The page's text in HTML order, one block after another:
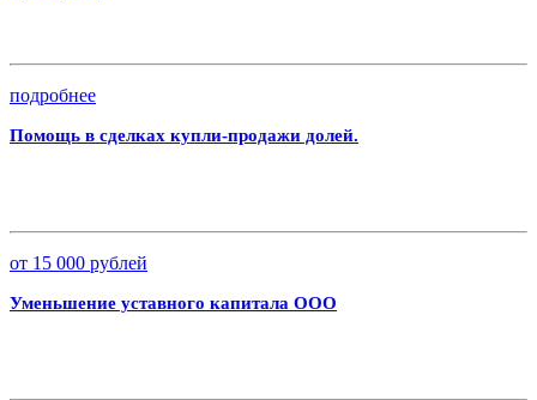
подробнее
Помощь в сделках купли-продажи долей.
от 15 000 рублей
Уменьшение уставного капитала ООО